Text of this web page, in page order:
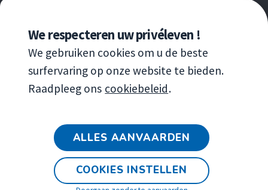
We respecteren uw privéleven !
We gebruiken cookies om u de beste
surfervaring op onze website te bieden.
Raadpleeg ons cookiebeleid.
ALLES AANVAARDEN
COOKIES INSTELLEN
EEN INITIATIEF VAN
Copyright
© 2020 Leefmilieu Brussel
Algemene verkoopvoorwaarden van de
tentoonstelling
Wettelijke bepalingen